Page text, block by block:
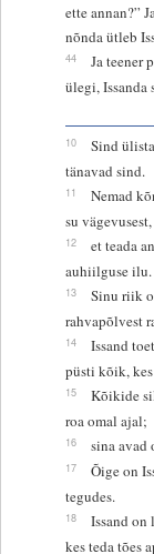
ette annan?”
nõnda ütleb
44
Ja teener
ülegi, Issanda
10
Sind
tänavad sind.
11
Nemad
su vägevusest,
12
et teada
auhiilguse ilu.
13
Sinu riik
rahvapõlvest
14
Issand
püsti kõik,
15
Kõikide
roa omal ajal;
16 sina avad
17
Õige on
tegudes.
18
Issand
kes teda tões